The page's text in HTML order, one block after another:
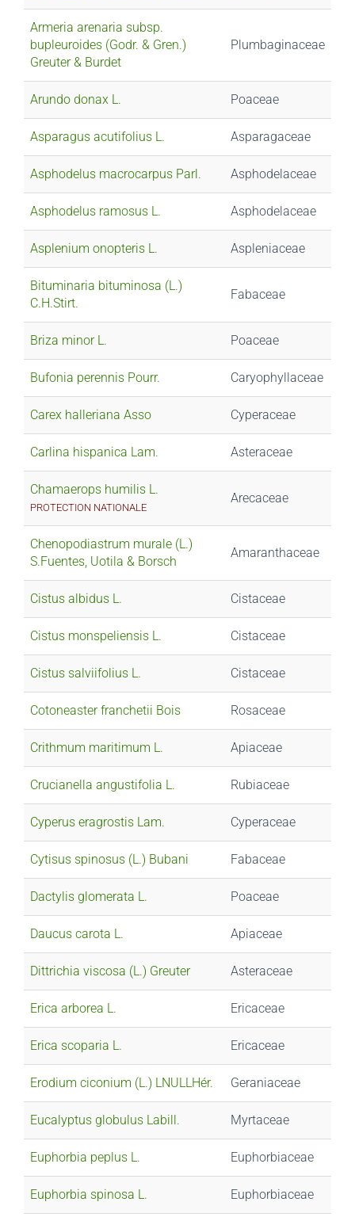
Armeria arenaria subsp.
bupleuroides (Godr. & Gren.)
Greuter & Burdet
Plumbaginaceae
Arundo donax L. Poaceae
Asparagus acutifolius L. Asparagaceae
Asphodelus macrocarpus Parl. Asphodelaceae
Asphodelus ramosus L. Asphodelaceae
Asplenium onopteris L. Aspleniaceae
Bituminaria bituminosa (L.)
C.H.Stirt.
Fabaceae
Briza minor L. Poaceae
Bufonia perennis Pourr. Caryophyllaceae
Carex halleriana Asso Cyperaceae
Carlina hispanica Lam. Asteraceae
Chamaerops humilis L.
PROTECTION NATIONALE
Arecaceae
Chenopodiastrum murale (L.)
S.Fuentes, Uotila & Borsch
Amaranthaceae
Cistus albidus L. Cistaceae
Cistus monspeliensis L. Cistaceae
Cistus salviifolius L. Cistaceae
Cotoneaster franchetii Bois Rosaceae
Crithmum maritimum L. Apiaceae
Crucianella angustifolia L. Rubiaceae
Cyperus eragrostis Lam. Cyperaceae
Cytisus spinosus (L.) Bubani Fabaceae
Dactylis glomerata L. Poaceae
Daucus carota L. Apiaceae
Dittrichia viscosa (L.) Greuter Asteraceae
Erica arborea L. Ericaceae
Erica scoparia L. Ericaceae
Erodium ciconium (L.) LNULLHér. Geraniaceae
Eucalyptus globulus Labill. Myrtaceae
Euphorbia peplus L. Euphorbiaceae
Euphorbia spinosa L. Euphorbiaceae